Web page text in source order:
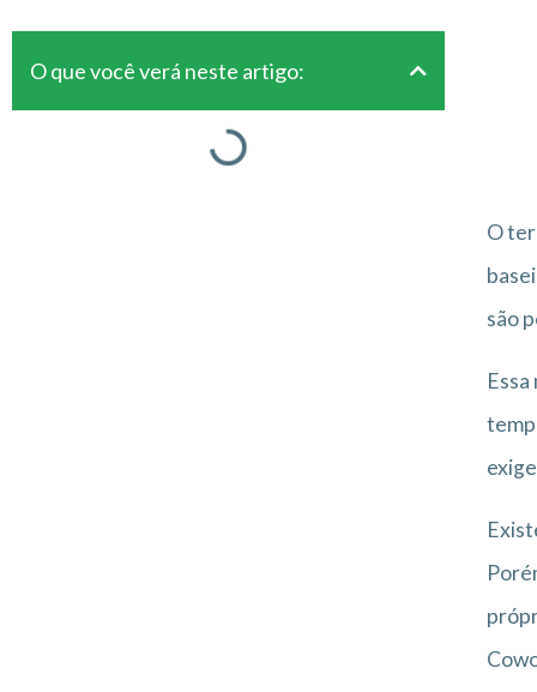
O que você verá neste artigo:
O
são